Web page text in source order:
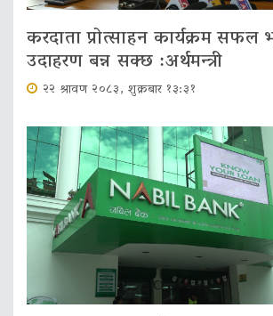
करदाता प्रोत्साहन कार्यक्रम सफल
उदाहरण बन्न सक्छ :अर्थमन्त्री
२२ श्रावण २०८३, शुक्रबार १३:३१